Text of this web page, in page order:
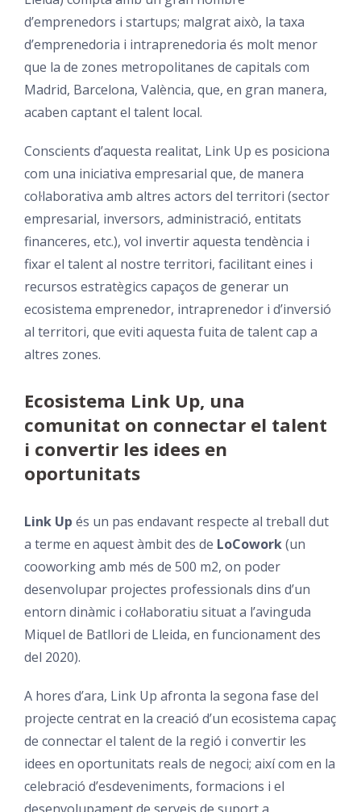
d’emprenedors i startups; malgrat això, la taxa
d’emprenedoria i intraprenedoria és molt menor
que la de zones metropolitanes de capitals com
Madrid, Barcelona, València, que, en gran manera,
acaben captant el talent local.
Conscients d’aquesta realitat, Link Up es posiciona
com una iniciativa empresarial que, de manera
col·laborativa amb altres actors del territori (sector
empresarial, inversors, administració, entitats
financeres, etc.), vol invertir aquesta tendència i
fixar el talent al nostre territori, facilitant eines i
recursos estratègics capaços de generar un
ecosistema emprenedor, intraprenedor i d’inversió
al territori, que eviti aquesta fuita de talent cap a
altres zones.
Ecosistema Link Up, una
comunitat on connectar el talent
i convertir les idees en
oportunitats
Link Up és un pas endavant respecte al treball dut
a terme en aquest àmbit des de LoCowork(un
cooworking amb més de 500 m2, on poder
desenvolupar projectes professionals dins d’un
entorn dinàmic i col·laboratiu situat a l’avinguda
Miquel de Batllori de Lleida, en funcionament des
del 2020).
A hores d’ara, Link Up afronta la segona fase del
projecte centrat en la creació d’un ecosistema capaç
de connectar el talent de la regió i convertir les
idees en oportunitats reals de negoci; així com en la
celebració d’esdeveniments, formacions i el
desenvolupament de serveis de suport a